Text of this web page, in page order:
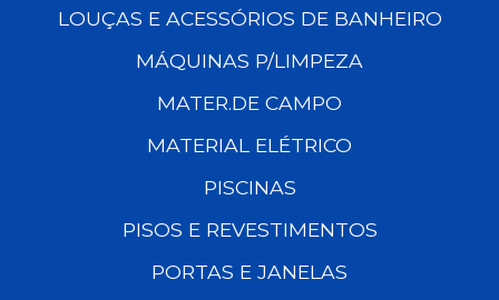
LOUÇAS E ACESSÓRIOS DE BANHEIRO
MÁQUINAS P/LIMPEZA
MATER.DE CAMPO
MATERIAL ELÉTRICO
PISCINAS
PISOS E REVESTIMENTOS
PORTAS E JANELAS